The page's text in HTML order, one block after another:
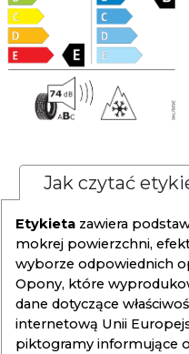
Jak czytać
Etykieta zawiera
mokrej powierzchni,
wyborze odpowiednich
Opony, które
dane dotyczące
internetową Unii
piktogramy informujące